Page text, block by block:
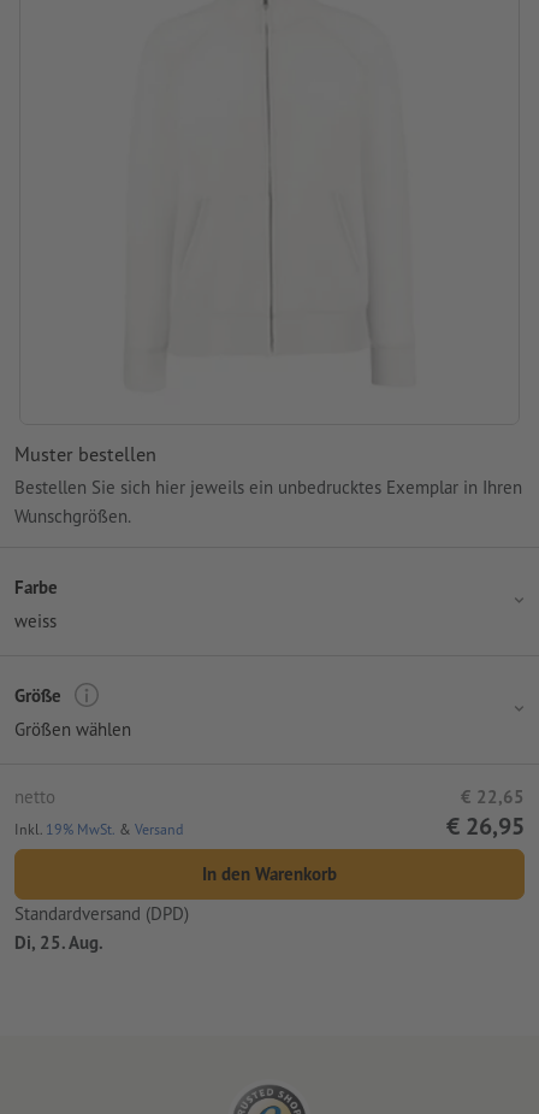
Muster bestellen
Bestellen Sie sich hier jeweils ein unbedrucktes Exemplar in Ihren
Wunschgrößen.
Farbe
weiss
Größe
Größen wählen
netto € 22,65
Inkl. 19% MwSt. & Versand € 26,95
In den Warenkorb
Standardversand (DPD)
Di, 25. Aug.